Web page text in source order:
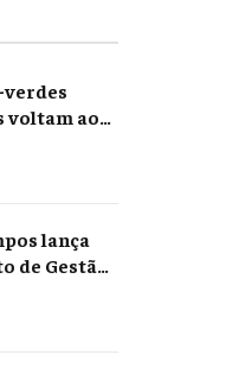
voltam ao
inédita
lança
de Gestão